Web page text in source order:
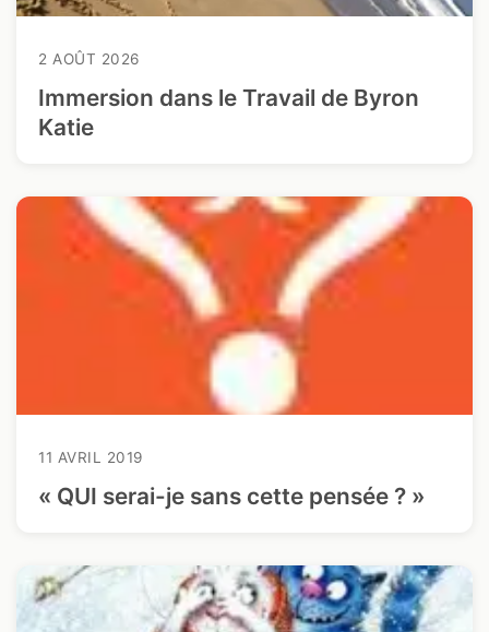
2 AOÛT 2026
Immersion dans le Travail de Byron
Katie
11 AVRIL 2019
« QUI serai-je sans cette pensée ? »